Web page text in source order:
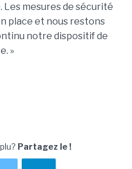
mesures de sécurité
place et nous restons
notre dispositif de
»
Partagez le !